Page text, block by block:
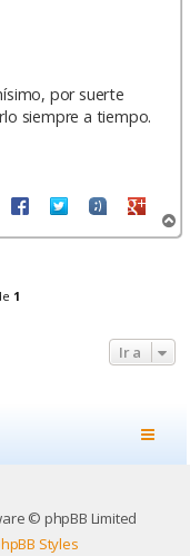
por suerte
siempre a tiempo.
r
1
Ir a
© phpBB Limited
Styles